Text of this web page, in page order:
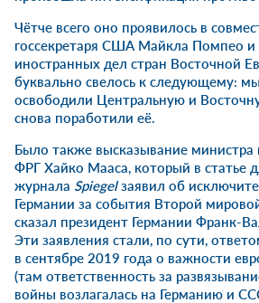
Чётче всего оно проявилось в
госсекретаря США Майкла Помпео и
иностранных дел стран Восточной
буквально свелось к следующему:
освободили Центральную и
снова поработили её.
Было также высказывание министра
ФРГ Хайко Мааса, который в статье
журнала Spiegelзаявил об
Германии за события Второй
сказал президент Германии Франк-
Эти заявления стали, по сути,
в сентябре 2019 года о важности
(там ответственность за
войны возлагалась на Германию и